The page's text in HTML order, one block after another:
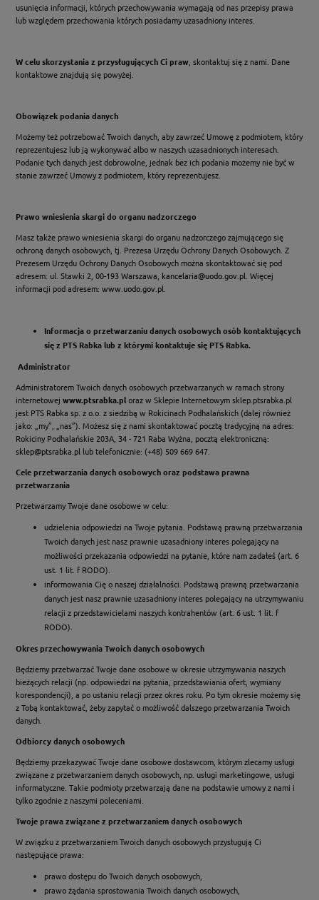
usunięcia informacji, których przechowywania wymagają od nas przepisy prawa
lub względem przechowania których posiadamy uzasadniony interes.
W celu skorzystania z przysługujących Ci praw , skontaktuj się z nami. Dane
kontaktowe znajdują się powyżej.
Obowiązek podania danych
Możemy też potrzebować Twoich danych, aby zawrzeć Umowę z podmiotem, który
reprezentujesz lub ją wykonywać albo w naszych uzasadnionych interesach.
Podanie tych danych jest dobrowolne, jednak bez ich podania możemy nie być w
stanie zawrzeć Umowy z podmiotem, który reprezentujesz.
Prawo wniesienia skargi do organu nadzorczego
Masz także prawo wniesienia skargi do organu nadzorczego zajmującego się
ochroną danych osobowych, tj. Prezesa Urzędu Ochrony Danych Osobowych. Z
Prezesem Urzędu Ochrony Danych Osobowych można skontaktować się pod
adresem: ul. Stawki 2, 00-193 Warszawa, kancelaria@uodo.gov.pl . Więcej
informacji pod adresem: www.uodo.gov.pl
Informacja o przetwarzaniu danych osobowych osób kontaktujących
się z PTS Rabka lub z którymi kontaktuje się PTS Rabka.
Administrator
Administratorem Twoich danych osobowych przetwarzanych w ramach strony
internetowej www.ptsrabka.ploraz w Sklepie Internetowym sklep.ptsrabka.pl
jest PTS Rabka sp. z o.o. z siedzibą w Rokicinach Podhalańskich (dalej również
jako: „my”, „nas”). Możesz się z nami skontaktować pocztą tradycyjną na adres:
Rokiciny Podhalańskie 203A, 34 - 721 Raba Wyżna, pocztą elektroniczną:
sklep@ptsrabka.pl lub telefonicznie: (+48) 509 669 647.
Cele przetwarzania danych osobowych oraz podstawa prawna
przetwarzania
Przetwarzamy Twoje dane osobowe w celu:
udzielenia odpowiedzi na Twoje pytania. Podstawą prawną przetwarzania
Twoich danych jest nasz prawnie uzasadniony interes polegający na
możliwości przekazania odpowiedzi na pytanie, które nam zadałeś (art. 6
ust. 1 lit. f RODO).
informowania Cię o naszej działalności. Podstawą prawną przetwarzania
danych jest nasz prawnie uzasadniony interes polegający na utrzymywaniu
relacji z przedstawicielami naszych kontrahentów (art. 6 ust. 1 lit. f
RODO).
Okres przechowywania Twoich danych osobowych
Będziemy przetwarzać Twoje dane osobowe w okresie utrzymywania naszych
bieżących relacji (np. odpowiedzi na pytania, przedstawiania ofert, wymiany
korespondencji), a po ustaniu relacji przez okres roku. Po tym okresie możemy się
z Tobą kontaktować, żeby zapytać o możliwość dalszego przetwarzania Twoich
danych.
Odbiorcy danych osobowych
Będziemy przekazywać Twoje dane osobowe dostawcom, którym zlecamy usługi
związane z przetwarzaniem danych osobowych, np. usługi marketingowe, usługi
informatyczne. Takie podmioty przetwarzają dane na podstawie umowy z nami i
tylko zgodnie z naszymi poleceniami.
Twoje prawa związane z przetwarzaniem danych osobowych
W związku z przetwarzaniem Twoich danych osobowych przysługują Ci
następujące prawa:
prawo dostępu do Twoich danych osobowych,
prawo żądania sprostowania Twoich danych osobowych,